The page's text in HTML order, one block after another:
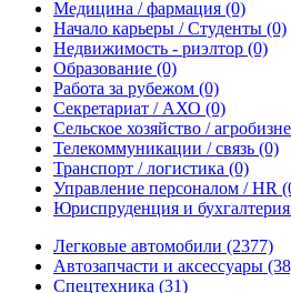
Медицина / фармация (0)
Начало карьеры / Студенты (0)
Недвижимость - риэлтор (0)
Образование (0)
Работа за рубежом (0)
Секретариат / АХО (0)
Сельское хозяйство /
Телекоммуникации / связь (0)
Транспорт / логистика (0)
Управление персоналом / HR
Юриспруденция и бухгалтерия
Легковые автомобили (2377)
Автозапчасти и аксессуары
Спецтехника (31)